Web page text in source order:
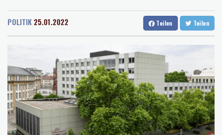
Dresden
Wien
31 °C
Syrische Staatsmedien: Bombe in Kleinbus nahe Damaskus
Bundesanwaltschaft übernimmt Ermittlungen zu Sprengstoff-
Drohne in Leipzig
42,2 Grad: Allzeit-Hitzerekord in der Slowakei nach nur einem
Tag gebrochen
Französische Sängerin Vanessa Paradis gibt Trennung von
Regisseur Benchetrit bekannt
Tour de France Femmes: Lippert sprintet am Etappensieg vorbei
POLITIK 25.01.2022 Teilen Teilen